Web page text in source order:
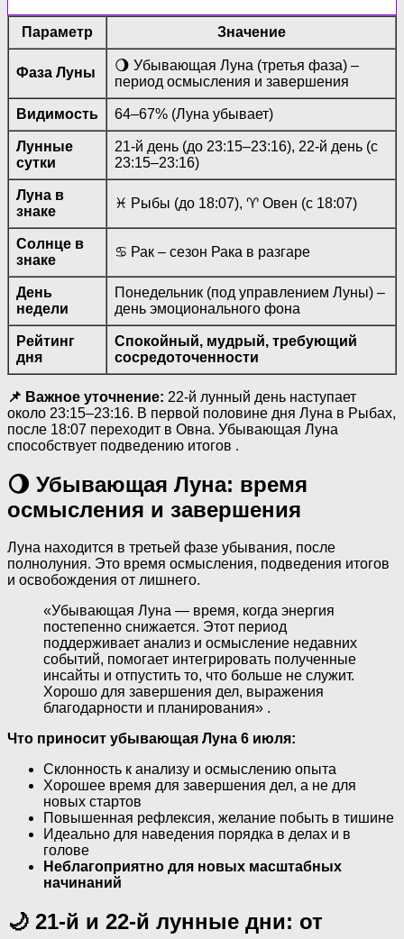
Параметр Значение
Фаза Луны
🌖 Убывающая Луна (третья фаза) –
период осмысления и завершения
Видимость 64–67% (Луна убывает)
Лунные
сутки
21-й день (до 23:15–23:16), 22-й день (с
23:15–23:16)
Луна в
знаке
♓ Рыбы (до 18:07), ♈ Овен (с 18:07)
Солнце в
знаке
♋ Рак – сезон Рака в разгаре
День
недели
Понедельник (под управлением Луны) –
день эмоционального фона
Рейтинг
дня
Спокойный, мудрый, требующий
сосредоточенности
📌 Важное уточнение: 22-й лунный день наступает
около 23:15–23:16. В первой половине дня Луна в Рыбах,
после 18:07 переходит в Овна. Убывающая Луна
способствует подведению итогов .
🌖 Убывающая Луна: время
осмысления и завершения
Луна находится в третьей фазе убывания, после
полнолуния. Это время осмысления, подведения итогов
и освобождения от лишнего.
«Убывающая Луна — время, когда энергия
постепенно снижается. Этот период
поддерживает анализ и осмысление недавних
событий, помогает интегрировать полученные
инсайты и отпустить то, что больше не служит.
Хорошо для завершения дел, выражения
благодарности и планирования» .
Что приносит убывающая Луна 6 июля:
Склонность к анализу и осмыслению опыта
Хорошее время для завершения дел, а не для
новых стартов
Повышенная рефлексия, желание побыть в тишине
Идеально для наведения порядка в делах и в
голове
Неблагоприятно для новых масштабных
начинаний
🌙 21-й и 22-й лунные дни: от